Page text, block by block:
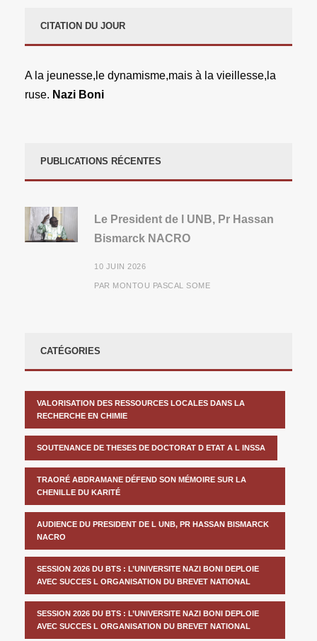
CITATION DU JOUR
A la jeunesse,le dynamisme,mais à la vieillesse,la
ruse. Nazi Boni
PUBLICATIONS RÉCENTES
Le President de l UNB, Pr Hassan
Bismarck NACRO
10 JUIN 2026
PAR MONTOU PASCAL SOME
CATÉGORIES
VALORISATION DES RESSOURCES LOCALES DANS LA
RECHERCHE EN CHIMIE
SOUTENANCE DE THESES DE DOCTORAT D ETAT A L INSSA
TRAORÉ ABDRAMANE DÉFEND SON MÉMOIRE SUR LA
CHENILLE DU KARITÉ
AUDIENCE DU PRESIDENT DE L UNB, PR HASSAN BISMARCK
NACRO
SESSION 2026 DU BTS : L’UNIVERSITE NAZI BONI DEPLOIE
AVEC SUCCES L ORGANISATION DU BREVET NATIONAL
SESSION 2026 DU BTS : L’UNIVERSITE NAZI BONI DEPLOIE
AVEC SUCCES L ORGANISATION DU BREVET NATIONAL